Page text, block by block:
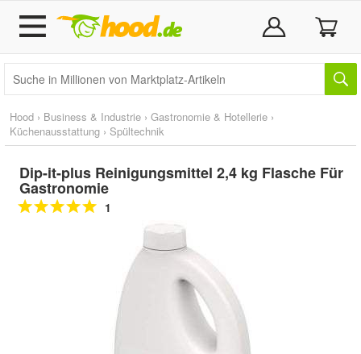
Hood › Business & Industrie › Gastronomie & Hotellerie ›
Küchenausstattung › Spültechnik
Dip-it-plus Reinigungsmittel 2,4 kg Flasche Für
Gastronomie
1